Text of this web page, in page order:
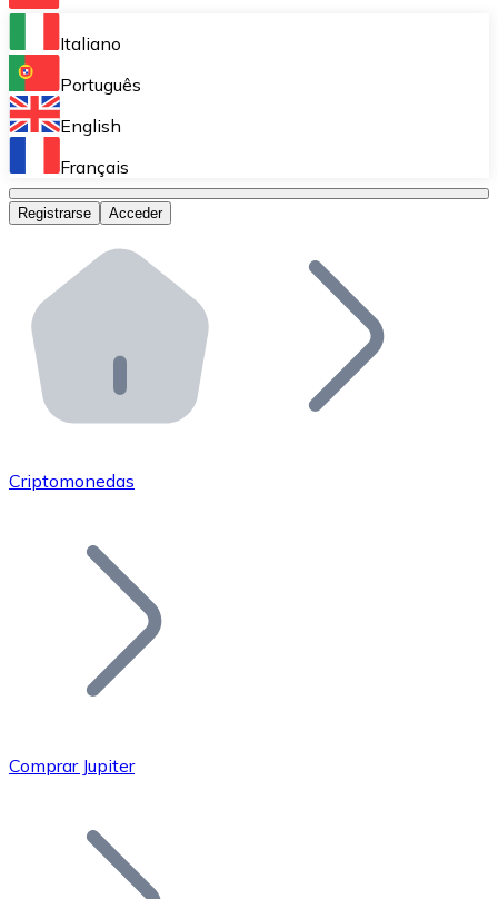
Bitnovo Ramp
Integra nuestra solución en tu plataforma.
Bitnovo Giftcards
Bitnovo OTC
Bitnovo ATM
Integra un ATM Bitnovo en tu negocio y permite que
Bitnovo API
Integra nuestra API en tu ecosistema.
Únete a nuestra red de distribuidores.
Añade tu proyecto a nuestro ecosistema.
Bitcoin
Italiano
Português
English
Français
Registrarse Acceder
Criptomonedas
Comprar Jupiter